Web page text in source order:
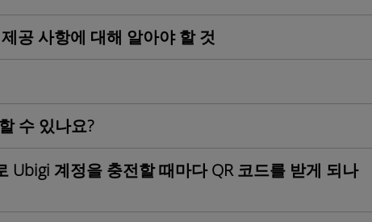
공 사항에 대해 알아야 할 것
수 있나요?
Ubigi 계정을 충전할 때마다 QR 코드를 받게 되나